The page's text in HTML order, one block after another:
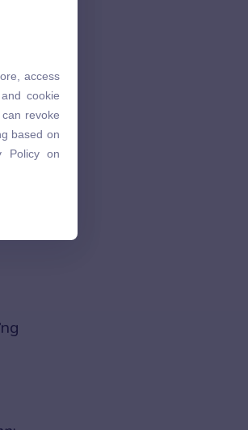
cookie
revoke
based on
on
access
cookie
revoke
based on
Policy on